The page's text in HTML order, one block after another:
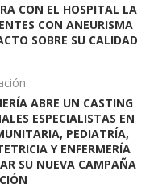
CON EL HOSPITAL LA
CON ANEURISMA
SOBRE SU CALIDAD
ABRE UN CASTING
ESPECIALISTAS EN
PEDIATRÍA,
Y ENFERMERÍA
SU NUEVA CAMPAÑA